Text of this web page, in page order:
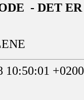
- DET
10:50:01